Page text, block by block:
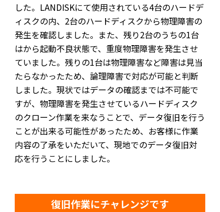
した。LANDISKにて使用されている4台のハードデ
ィスクの内、2台のハードディスクから物理障害の
発生を確認しました。また、残り2台のうちの1台
はから起動不良状態で、重度物理障害を発生させ
ていました。残りの1台は物理障害など障害は見当
たらなかったため、論理障害で対応が可能と判断
しました。現状ではデータの確認までは不可能で
すが、物理障害を発生させているハードディスク
のクローン作業を来なうことで、データ復旧を行う
ことが出来る可能性があったため、お客様に作業
内容の了承をいただいて、現地でのデータ復旧対
応を行うことにしました。
復旧作業にチャレンジです